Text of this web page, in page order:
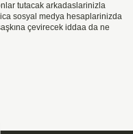
tutacak arkadaslarinizla
sosyal medya hesaplarinizda
çevirecek iddaa da ne